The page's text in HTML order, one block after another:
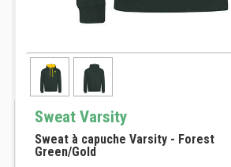
Sweat Varsity
Sweat à capuche Varsity - Forest
Green/Gold